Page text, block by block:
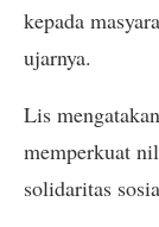
kepada
ujarnya.
Lis
memperkuat
solidaritas